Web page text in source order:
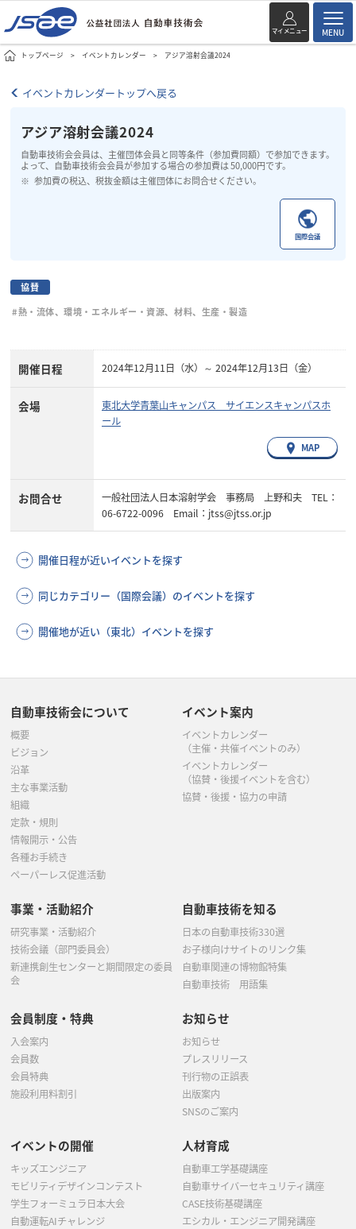
マイメニュー MENU
トップページ イベントカレンダー アジア溶射会議2024
イベントカレンダートップへ戻る
アジア溶射会議2024
自動車技術会会員は、主催団体会員と同等条件（参加費同額）で参加できます。
よって、自動車技術会会員が参加する場合の参加費は 50,000円です。
参加費の税込、税抜金額は主催団体にお問合せください。
国際会議
協賛
#熱・流体、環境・エネルギー・資源、材料、生産・製造
開催日程 2024年12月11日（水）～ 2024年12月13日（金）
会場
東北大学青葉山キャンパス サイエンスキャンパスホ
ール
MAP
お問合せ
一般社団法人日本溶射学会 事務局 上野和夫 TEL：
06-6722-0096 Email：jtss@jtss.or.jp
開催日程が近いイベントを探す
同じカテゴリー（国際会議）のイベントを探す
開催地が近い（東北）イベントを探す
自動車技術会について
概要
ビジョン
沿革
主な事業活動
組織
定款・規則
情報開示・公告
各種お手続き
ペーパーレス促進活動
イベント案内
イベントカレンダー
（主催・共催イベントのみ）
イベントカレンダー
（協賛・後援イベントを含む）
協賛・後援・協力の申請
事業・活動紹介
研究事業・活動紹介
技術会議（部門委員会）
新連携創生センターと期間限定の委員
会
自動車技術を知る
日本の自動車技術330選
お子様向けサイトのリンク集
自動車関連の博物館特集
自動車技術 用語集
会員制度・特典
入会案内
会員数
会員特典
施設利用料割引
お知らせ
お知らせ
プレスリリース
刊行物の正誤表
出版案内
SNSのご案内
イベントの開催
キッズエンジニア
モビリティデザインコンテスト
学生フォーミュラ日本大会
自動運転AIチャレンジ
人材育成
自動車工学基礎講座
自動車サイバーセキュリティ講座
CASE技術基礎講座
エシカル・エンジニア開発講座